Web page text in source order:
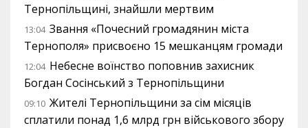
Тернопільщині, знайшли мертвим
13:04 Звання «Почесний громадянин міста
Тернополя» присвоєно 15 мешканцям громади
12:04 Небесне воїнство поповнив захисник
Богдан Сосінський з Тернопільщини
09:10 Жителі Тернопільщини за сім місяців
сплатили понад 1,6 млрд грн військового збору